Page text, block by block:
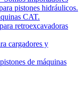
pistones hidráulicos.
CAT.
retroexcavadoras
cargadores y
de máquinas